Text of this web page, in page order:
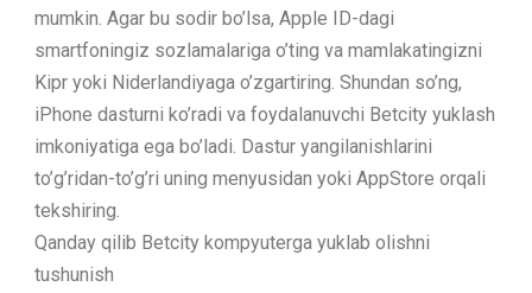
mumkin. Agar bu sodir bo’lsa, Apple ID-dagi
smartfoningiz sozlamalariga o’ting va mamlakatingizni
Kipr yoki Niderlandiyaga o’zgartiring. Shundan so’ng,
iPhone dasturni ko’radi va foydalanuvchi Betcity yuklash
imkoniyatiga ega bo’ladi. Dastur yangilanishlarini
to’g’ridan-to’g’ri uning menyusidan yoki AppStore orqali
tekshiring.
Qanday qilib Betcity kompyuterga yuklab olishni
tushunish